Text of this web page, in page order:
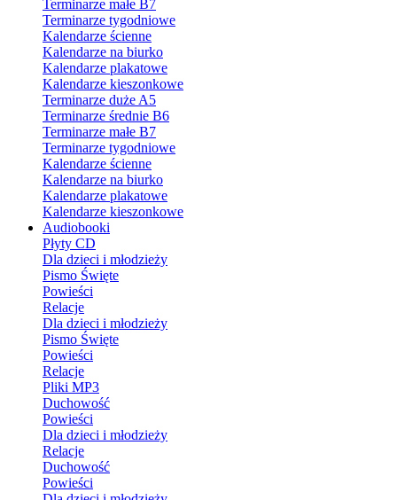
Terminarze małe B7
Terminarze tygodniowe
Kalendarze ścienne
Kalendarze na biurko
Kalendarze plakatowe
Kalendarze kieszonkowe
Terminarze duże A5
Terminarze średnie B6
Terminarze małe B7
Terminarze tygodniowe
Kalendarze ścienne
Kalendarze na biurko
Kalendarze plakatowe
Kalendarze kieszonkowe
Audiobooki
Płyty CD
Dla dzieci i młodzieży
Pismo Święte
Powieści
Relacje
Dla dzieci i młodzieży
Pismo Święte
Powieści
Relacje
Pliki MP3
Duchowość
Powieści
Dla dzieci i młodzieży
Relacje
Duchowość
Powieści